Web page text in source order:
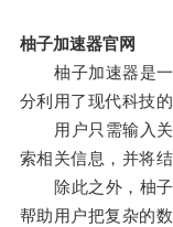
柚子加速器官网
柚子加速器是一
分利用了现代科技
用户只需输入关
索相关信息，并将
除此之外，柚子
帮助用户把复杂的